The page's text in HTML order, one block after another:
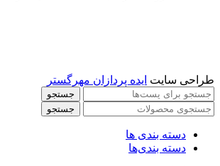
طراحی سایت ایده پردازان مهرگستر
جستجو
جستجو
دسته بندی ها
دسته بندی‌ها